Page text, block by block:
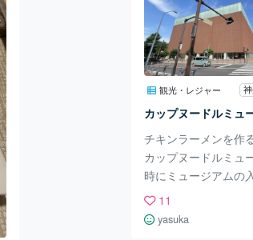
もあり！ タオルやT
ラー、文房具、ぬい
ありとあらゆるミッ
中から、今回は入浴
た。 会場でグッズを
来月（2025年9月13
るミッフィー展の優
観光・レジャー
カップヌードルミュ
チキンラーメンを作
カップヌードルミュ
時にミュージアムの
で、一緒に中を見学
チキンラーメンを作
ターの上映が始まる
11
yasuka